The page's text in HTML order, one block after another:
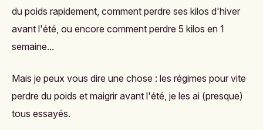
du poids rapidement, comment perdre ses kilos d'hiver
avant l'été, ou encore comment perdre 5 kilos en 1
semaine...
Mais je peux vous dire une chose : les régimes pour vite
perdre du poids et maigrir avant l'été, je les ai (presque)
tous essayés.